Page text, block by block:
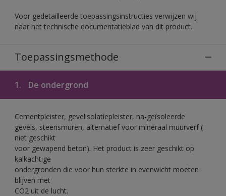
Voor gedetailleerde toepassingsinstructies verwijzen wij
naar het technische documentatieblad van dit product.
Toepassingsmethode
1. De ondergrond
Cementpleister, gevelisolatiepleister, na-geïsoleerde
gevels, steensmuren, alternatief voor mineraal muurverf (
niet geschikt
voor gewapend beton). Het product is zeer geschikt op
kalkachtige
ondergronden die voor hun sterkte in evenwicht moeten
blijven met
CO2 uit de lucht.